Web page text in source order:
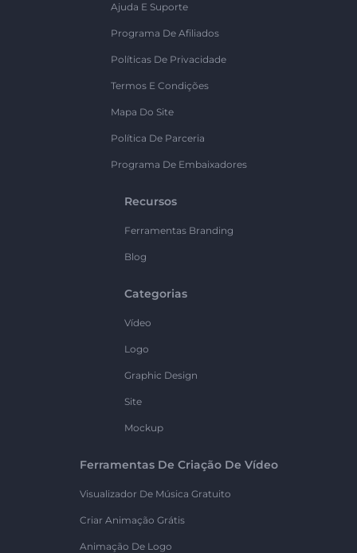
Ajuda E Suporte
Programa De Afiliados
Políticas De Privacidade
Termos E Condições
Mapa Do Site
Política De Parceria
Programa De Embaixadores
Recursos
Ferramentas Branding
Blog
Categorias
Vídeo
Logo
Graphic Design
Site
Mockup
Ferramentas De Criação De Vídeo
Visualizador De Música Gratuito
Criar Animação Grátis
Animação De Logo